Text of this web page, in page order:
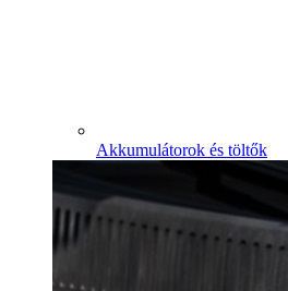
Akkumulátorok és töltők